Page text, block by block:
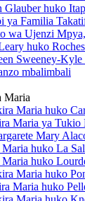
Glauber huko
ya Familia
wa Ujenzi
huko
Sweeney-
mbalimbali
Maria
Maria huko
Maria ya
Mary
huko La
huko
Maria huko
Maria huko